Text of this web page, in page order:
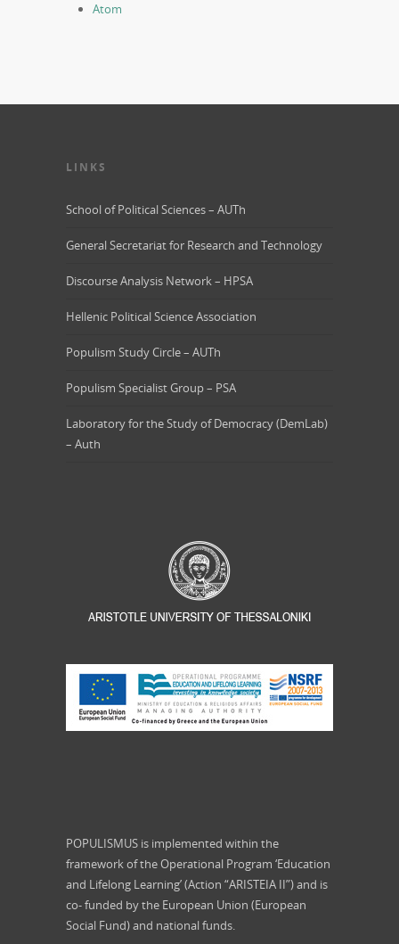
Atom
LINKS
School of Political Sciences – AUTh
General Secretariat for Research and Technology
Discourse Analysis Network – HPSA
Hellenic Political Science Association
Populism Study Circle – AUTh
Populism Specialist Group – PSA
Laboratory for the Study of Democracy (DemLab)
– Auth
POPULISMUS is implemented within the
framework of the Operational Program ‘Education
and Lifelong Learning’ (Action “ARISTEIA II”) and is
co- funded by the European Union (European
Social Fund) and national funds.